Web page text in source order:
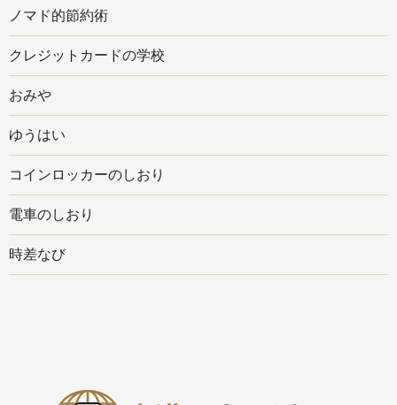
ノマド的節約術
クレジットカードの学校
おみや
ゆうはい
コインロッカーのしおり
電車のしおり
時差なび